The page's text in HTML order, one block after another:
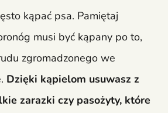
kąpać psa. Pamiętaj
musi być kąpany po to,
zgromadzonego we
Dzięki kąpielom usuwasz z
zarazki czy pasożyty, które